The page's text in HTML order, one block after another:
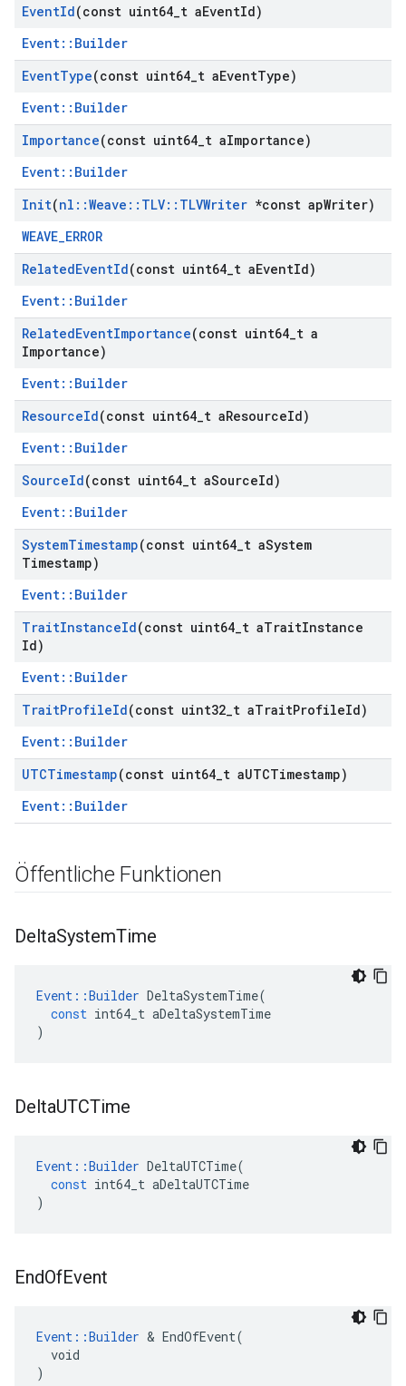
EventId(const uint64 t aEventId)
Event::Builder
EventType(const uint64 t aEventType)
Event::Builder
Importance(const uint64 t aImportance)
Event::Builder
Init(nl ::Weave :: TLV:: TLVWriter *const apWriter)
WEAVE_ERROR
RelatedEventId(const uint64 t aEventId)
Event::Builder
RelatedEventImportance(const uint64 t a
Importance)
Event::Builder
ResourceId(const uint64 t aResourceId)
Event::Builder
SourceId(const uint64 t aSourceId)
Event::Builder
SystemTimestamp(const uint64 t aSystem
Timestamp)
Event::Builder
TraitInstanceId(const uint64 t aTraitInstance
Id)
Event::Builder
TraitProfileId(const uint32 t aTraitProfileId)
Event::Builder
UTCTimestamp(const uint64 t aUTCTimestamp)
Event::Builder
Öffentliche Funktionen
DeltaSystemTime
Event ::Builder DeltaSystemTime(
const int64_t aDeltaSystemTime
)
DeltaUTCTime
Event ::Builder DeltaUTCTime(
const int64_t aDeltaUTCTime
)
EndOfEvent
Event::Builder & EndOfEvent(
  void
)